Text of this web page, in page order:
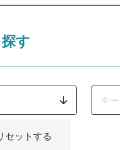
す
セットする